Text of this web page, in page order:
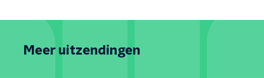
Meer uitzendingen